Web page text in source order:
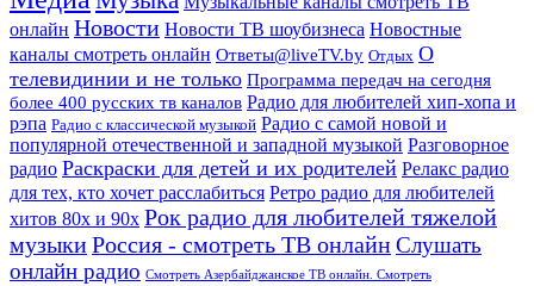
онлайн Новости Новости ТВ шоубизнеса Новостные
каналы смотреть онлайн Ответы@liveTV.by Отдых О
телевидинии и не только Программа передач на сегодня
более 400 русских тв каналов Радио для любителей хип-хопа и
рэпа Радио с классической музыкой Радио с самой новой и
популярной отечественной и западной музыкой Разговорное
радио Раскраски для детей и их родителей Релакс радио
для тех, кто хочет расслабиться Ретро радио для любителей
хитов 80х и 90х Рок радио для любителей тяжелой
музыкиРоссия - смотреть ТВ онлайнСлушать
онлайн радио Смотреть Азербайджанское ТВ онлайн. Смотреть